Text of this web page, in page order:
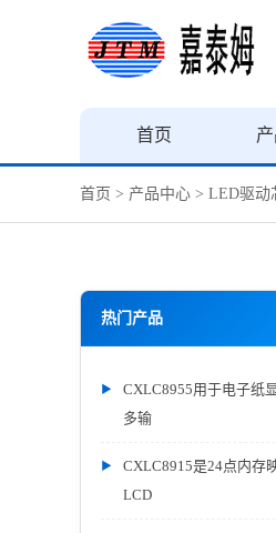
首页
首页 > 产品中心 > LED驱动
热门产品
CXLC8955用于电子纸
多输
CXLC8915是24点内存
LCD